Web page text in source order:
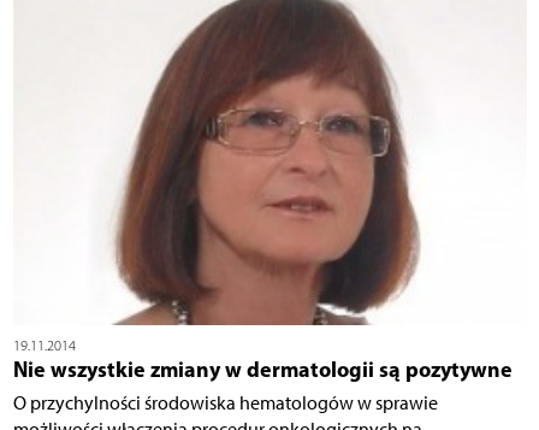
19.11.2014
Nie wszystkie zmiany w dermatologii są pozytywne
O przychylności środowiska hematologów w sprawie